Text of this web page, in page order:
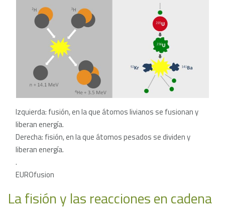
Izquierda: fusión, en la que átomos livianos se fusionan y
liberan energía.
Derecha: fisión, en la que átomos pesados se dividen y
liberan energía.
.
EUROfusion
La fisión y las reacciones en cadena